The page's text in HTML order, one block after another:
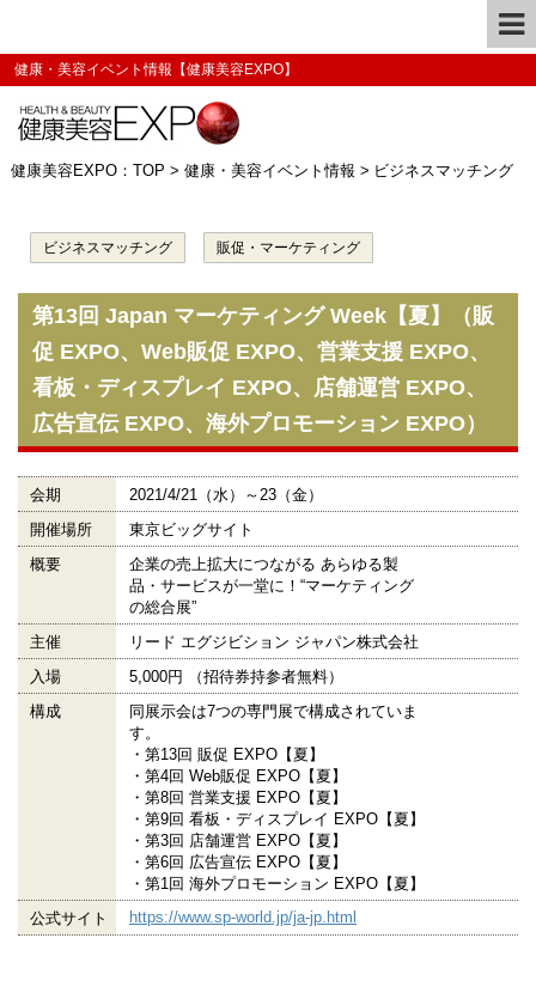
健康・美容イベント情報【健康美容EXPO】
健康美容EXPO：TOP > 健康・美容イベント情報 > ビジネスマッチング
ビジネスマッチング 販促・マーケティング
第13回 Japan マーケティング Week【夏】（販
促 EXPO、Web販促 EXPO、営業支援 EXPO、
看板・ディスプレイ EXPO、店舗運営 EXPO、
広告宣伝 EXPO、海外プロモーション EXPO）
会期
2021/4/21（水）～23（金）
開催場所
東京ビッグサイト
概要
企業の売上拡大につながる あらゆる製
品・サービスが一堂に！“マーケティング
の総合展”
主催
リード エグジビション ジャパン株式会社
入場
5,000円 （招待券持参者無料）
構成
同展示会は7つの専門展で構成されていま
す。
・第13回 販促 EXPO【夏】
・第4回 Web販促 EXPO【夏】
・第8回 営業支援 EXPO【夏】
・第9回 看板・ディスプレイ EXPO【夏】
・第3回 店舗運営 EXPO【夏】
・第6回 広告宣伝 EXPO【夏】
・第1回 海外プロモーション EXPO【夏】
公式サイト
https://www.sp-world.jp/ja-jp.html